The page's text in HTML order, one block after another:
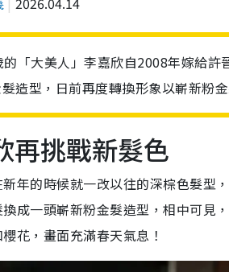
「大美人」李嘉欣自2008年嫁給
造型，日前再度轉換形象以嶄新粉
再挑戰新髮色
年的時候就一改以往的深棕色髮型
成一頭嶄新粉金髮造型，相中可見
花，畫面充滿春天氣息！